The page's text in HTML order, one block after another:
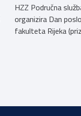
HZZ Područna
organizira Dan
fakulteta Rijeka